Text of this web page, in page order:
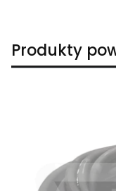
Produkty